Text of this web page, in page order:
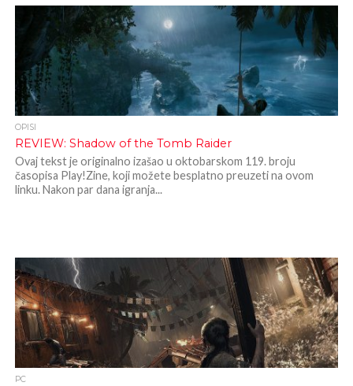
OPISI
REVIEW: Shadow of the Tomb Raider
Ovaj tekst je originalno izašao u oktobarskom 119. broju
časopisa Play!Zine, koji možete besplatno preuzeti na ovom
linku. Nakon par dana igranja...
PC